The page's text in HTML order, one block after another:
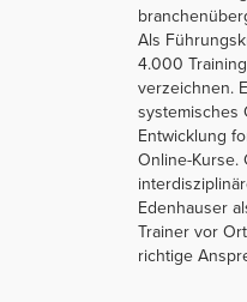
Als
4.000
verzeichnen.
systemisches
Entwicklung
Online-Kurse.
Edenhauser
Trainer vor
richtige